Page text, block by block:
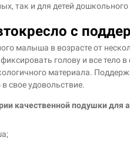
так и для детей дошкольного
с
малыша в возрасте от
голову и все
материала.
свое удовольствие.
качественной подушки для